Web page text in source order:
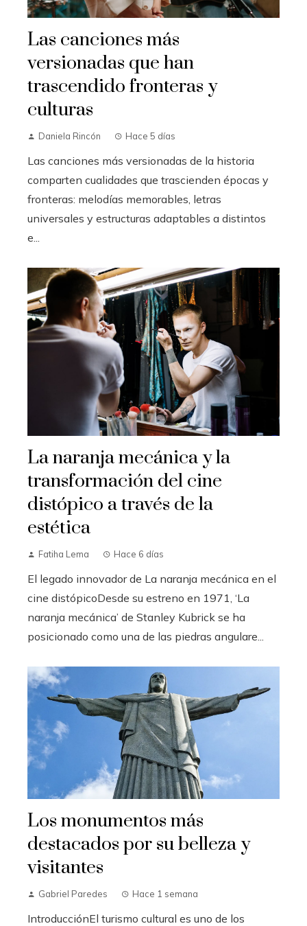
Las canciones más
versionadas que han
trascendido fronteras y
culturas
Daniela Rincón Hace 5 días
Las canciones más versionadas de la historia
comparten cualidades que trascienden épocas y
fronteras: melodías memorables, letras
universales y estructuras adaptables a distintos
e...
La naranja mecánica y la
transformación del cine
distópico a través de la
estética
Fatiha Lema Hace 6 días
El legado innovador de La naranja mecánica en el
cine distópicoDesde su estreno en 1971, ‘La
naranja mecánica’ de Stanley Kubrick se ha
posicionado como una de las piedras angulare...
Los monumentos más
destacados por su belleza y
visitantes
Gabriel Paredes Hace 1 semana
IntroducciónEl turismo cultural es uno de los